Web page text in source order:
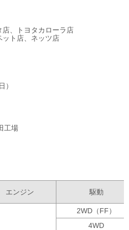
店、トヨタカローラ店
ット店、ネッツ店
）
工場
エンジン 駆動
2WD（FF）
4WD